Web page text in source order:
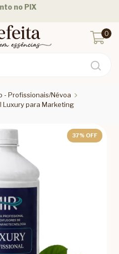
no PIX
0
- Profissionais/Névoa
Luxury para Marketing
37% OFF